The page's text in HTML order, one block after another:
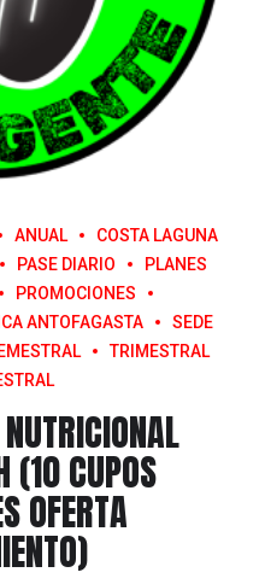
ANUAL
COSTA LAGUNA
PASE DIARIO
PLANES
PROMOCIONES
ANTOFAGASTA
SEDE
TRIMESTRAL
(10 CUPOS
OFERTA